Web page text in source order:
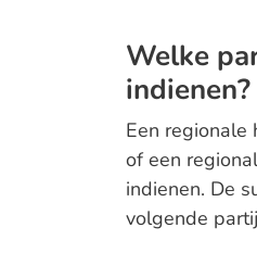
Welke
indienen?
Een regionale
of een
indienen. De
volgende